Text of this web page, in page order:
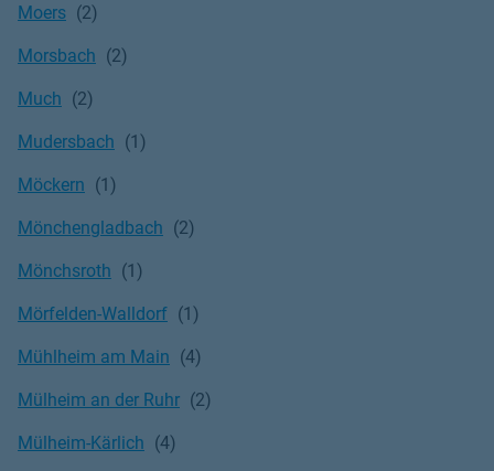
Moers
Morsbach
Much
Mudersbach
Möckern
Mönchengladbach
Mönchsroth
Mörfelden-Walldorf
Mühlheim am Main
Mülheim an der Ruhr
Mülheim-Kärlich